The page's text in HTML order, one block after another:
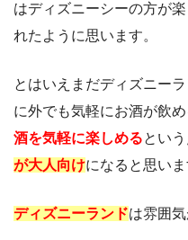
はディズニーシーの方が
れたように思います。
とはいえまだディズニー
に外でも気軽にお酒が飲
酒を気軽に楽しめるとい
が大人向けになると思いま
ディズニーランドは雰囲